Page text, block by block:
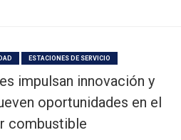
ESTACIONES DE SERVICIO
impulsan innovación y
oportunidades en el
combustible